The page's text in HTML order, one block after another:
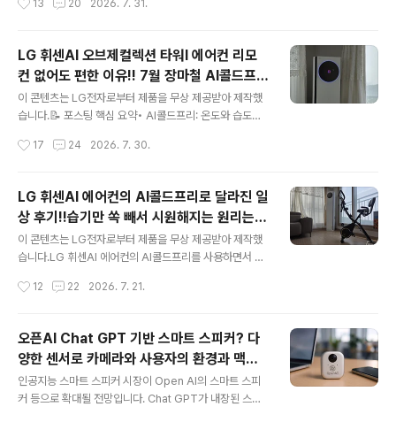
같아요. CMF 클립 프로 무선이어폰의 독특한 디자인 무선
은 크기의 LCD 화면이 있는 게 대부분인데 애플의 홈 허브
있습니다. 개인적으로 스마트폰과 연결해 스마트폰 화면으
로 컨트롤하면 되지 굳이 대화면을 추가해 사용해야 하나
싶거든요. 대화면 디스플레이가 탑재되면 당연히 가격이
오를 수밖에 없고 여러 가지로 말이 많을 것 같기도 합니다.
전면에 디스플레이가 있어 사운드에 영향을 주지 않을까
술적으로 잘 해결했겠지만 일반인의 입장에서는 궁금하기
13 20 2026. 7. 31.
LG 휘센AI 오브제컬렉션 타워I 에어컨 리모
컨 없어도 편한 이유!! 7월 장마철 AI콜드프리
로 실사용 후기
이 콘텐츠는 LG전자로부터 제품을 무상 제공받아 제작했
습니다.📝 포스팅 핵심 요약• AI콜드프리: 온도와 습도를
한 AI기능: 자연스러운 말뜻까지 알아듣는 'AI음성인식'과
• 위생케어: 일주일마다 알아서 필터를 청소하는 '필터 클
린봇'과 전문가의 '구독 전문케어'로 위생 관리 걱정이 없습
니다. LG 휘센AI 오브제컬렉션 타워I 에어컨을 사용한 지
1개월이 넘어가는데요. 처음 LG 휘센AI에어컨을 켜면서
6.8인치 블랙서클의 직관적이고 선명한 LCD 디스플레이
가 날개를 펴듯 개방되는 모습에 매료되었죠. 그리고 현재
17 24 2026. 7. 30.
LG 휘센AI 에어컨의 AI콜드프리로 달라진 일
상 후기!!습기만 쏙 빼서 시원해지는 원리는
뭘까?
이 콘텐츠는 LG전자로부터 제품을 무상 제공받아 제작했
습니다.LG 휘센AI 에어컨의 AI콜드프리를 사용하면서 우
효율을 높이는 방법, 습도를 조절하는 방법으로 더 시원해
집니다. 그만큼 에어컨을 사용하면서 제습에 신경 쓰지 않
으면 송풍으로 더워지고 불쾌지수가 높아진다는 것을 알고
있다는 말이겠죠. 신제품 LG 휘센AI 오브제컬렉션 타워I
에어컨의 AI콜드프리 기능을 활용하면 더 이상 온도와 습
도 사이에서 갈등할 이유가 없답니다. 홈트레이닝, 샤워 후,
12 22 2026. 7. 21.
오픈AI Chat GPT 기반 스마트 스피커? 다
양한 센서로 카메라와 사용자의 환경과 맥락
을 이해하는 양방향 대화까지
인공지능 스마트 스피커 시장이 Open AI의 스마트 스피
커 등으로 확대될 전망입니다. Chat GPT가 내장된 스마